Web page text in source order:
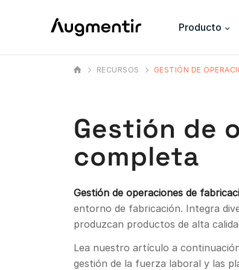
Producto
RECURSOS GESTIÓN DE
Gestión de
completa
Gestión de operaciones de
entorno de fabricación. Integra
produzcan productos de alta
Lea nuestro artículo a
gestión de la fuerza laboral y las